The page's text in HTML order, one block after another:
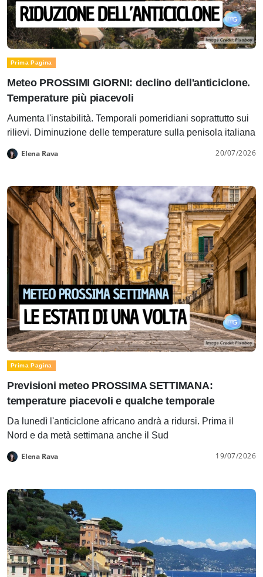
Prima Pagina
Meteo PROSSIMI GIORNI: declino dell'anticiclone.
Temperature più piacevoli
Aumenta l'instabilità. Temporali pomeridiani soprattutto sui
rilievi. Diminuzione delle temperature sulla penisola italiana
Elena Rava 20/07/2026
Prima Pagina
Previsioni meteo PROSSIMA SETTIMANA:
temperature piacevoli e qualche temporale
Da lunedì l'anticiclone africano andrà a ridursi. Prima il
Nord e da metà settimana anche il Sud
Elena Rava 19/07/2026